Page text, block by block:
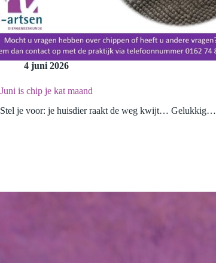
4 juni 2026
Juni is chip je kat maand
Stel je voor: je huisdier raakt de weg kwijt… Gelukkig…